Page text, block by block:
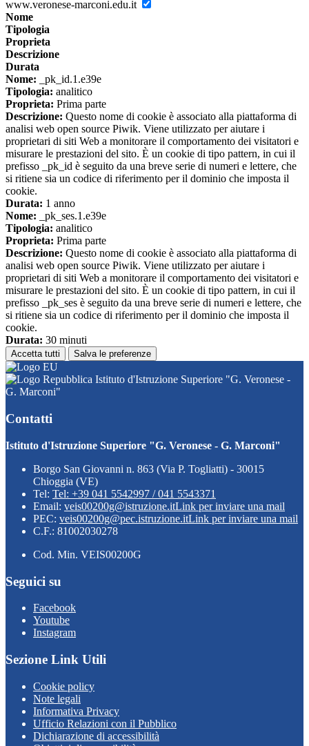
www.veronese-marconi.edu.it
Nome
Tipologia
Proprieta
Descrizione
Durata
Nome: _pk_id.1.e39e
Tipologia: analitico
Proprieta: Prima parte
Descrizione: Questo nome di cookie è associato alla piattaforma di
analisi web open source Piwik. Viene utilizzato per aiutare i
proprietari di siti Web a monitorare il comportamento dei visitatori e
misurare le prestazioni del sito. È un cookie di tipo pattern, in cui il
prefisso _pk_id è seguito da una breve serie di numeri e lettere, che
si ritiene sia un codice di riferimento per il dominio che imposta il
cookie.
Durata: 1 anno
Nome: _pk_ses.1.e39e
Tipologia: analitico
Proprieta: Prima parte
Descrizione: Questo nome di cookie è associato alla piattaforma di
analisi web open source Piwik. Viene utilizzato per aiutare i
proprietari di siti Web a monitorare il comportamento dei visitatori e
misurare le prestazioni del sito. È un cookie di tipo pattern, in cui il
prefisso _pk_ses è seguito da una breve serie di numeri e lettere, che
si ritiene sia un codice di riferimento per il dominio che imposta il
cookie.
Durata: 30 minuti
Accetta tutti Salva le preferenze
Istituto d'Istruzione Superiore "G. Veronese -
G. Marconi"
Contatti
Istituto d'Istruzione Superiore "G. Veronese - G. Marconi"
Borgo San Giovanni n. 863 (Via P. Togliatti) - 30015
Chioggia (VE)
Tel: Tel: +39 041 5542997 / 041 5543371
Email: veis00200g@istruzione.itLink per inviare una mail
PEC: veis00200g@pec.istruzione.itLink per inviare una mail
C.F.: 81002030278
Cod. Min. VEIS00200G
Seguici su
Facebook
Youtube
Instagram
Sezione Link Utili
Cookie policy
Note legali
Informativa Privacy
Ufficio Relazioni con il Pubblico
Dichiarazione di accessibilità